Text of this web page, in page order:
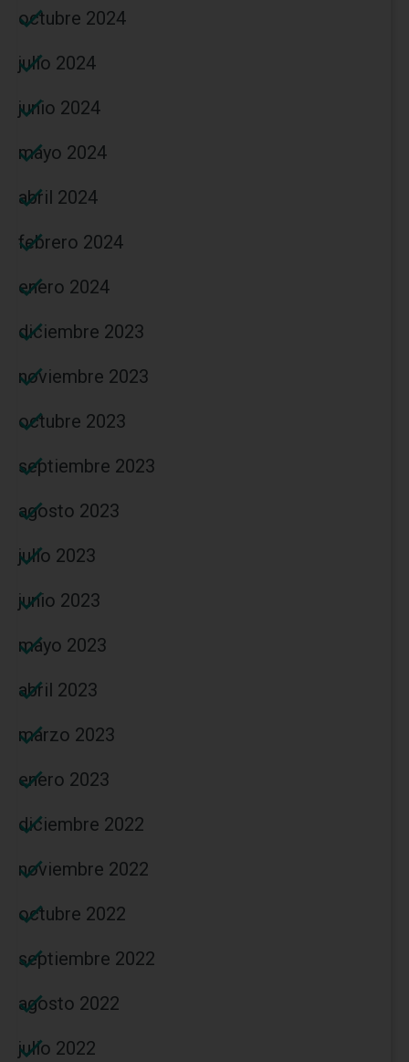
octubre 2024
julio 2024
junio 2024
mayo 2024
abril 2024
febrero 2024
enero 2024
diciembre 2023
noviembre 2023
octubre 2023
septiembre 2023
agosto 2023
julio 2023
junio 2023
mayo 2023
abril 2023
marzo 2023
enero 2023
diciembre 2022
noviembre 2022
octubre 2022
septiembre 2022
agosto 2022
julio 2022